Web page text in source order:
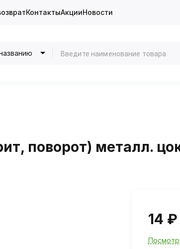
КонтактыАкцииНовости
поворот) металл.
14 ₽